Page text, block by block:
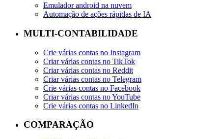
Emulador android na nuvem
Automação de ações rápidas de IA
MULTI-CONTABILIDADE
Crie várias contas no Instagram
Criar várias contas no TikTok
Criar várias contas no Reddit
Criar várias contas no Telegram
Crie várias contas no Facebook
Criar várias contas no YouTube
Crie várias contas no LinkedIn
COMPARAÇÃO